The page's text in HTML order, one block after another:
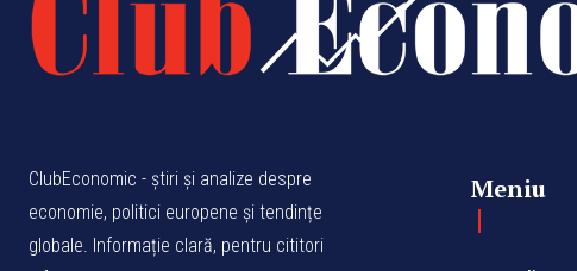
ClubEconomic - știri și analize despre
economie, politici europene și tendințe
globale. Informație clară, pentru cititori
Meniu